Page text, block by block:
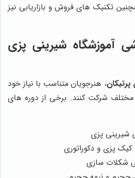
تکنیک های فروش و بازاریابی نیز
آموزشگاه شیرینی پزی
، هنرجویان متناسب با نیاز خود
مختلف شرکت کنند. برخی از دوره های
شیرینی پزی
کیک پزی و دکوراتوری
شکلات سازی